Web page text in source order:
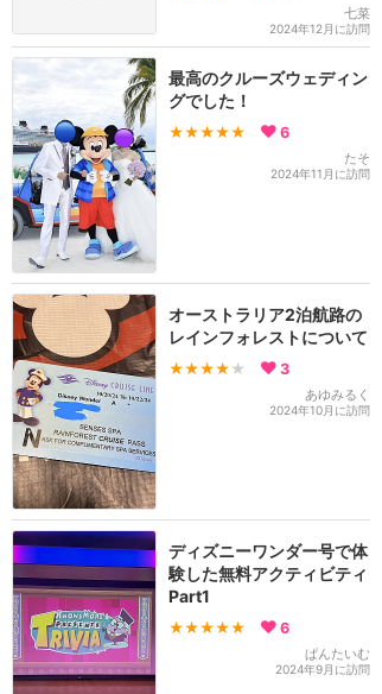
七菜
2024年12月に訪問
最高のクルーズウェディン
グでした！
★★★★★ 6
たそ
2024年11月に訪問
オーストラリア2泊航路の
レインフォレストについて
★★★★ ★ 3
あゆみるく
2024年10月に訪問
ディズニーワンダー号で体
験した無料アクティビティ
Part1
★★★★★ 6
ぱんたいむ
2024年9月に訪問